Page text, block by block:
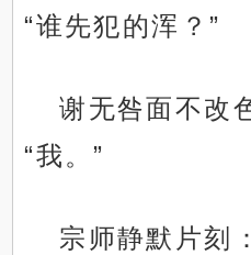
“谁先犯的浑？”
谢无咎面不改
“我。”
宗师静默片刻